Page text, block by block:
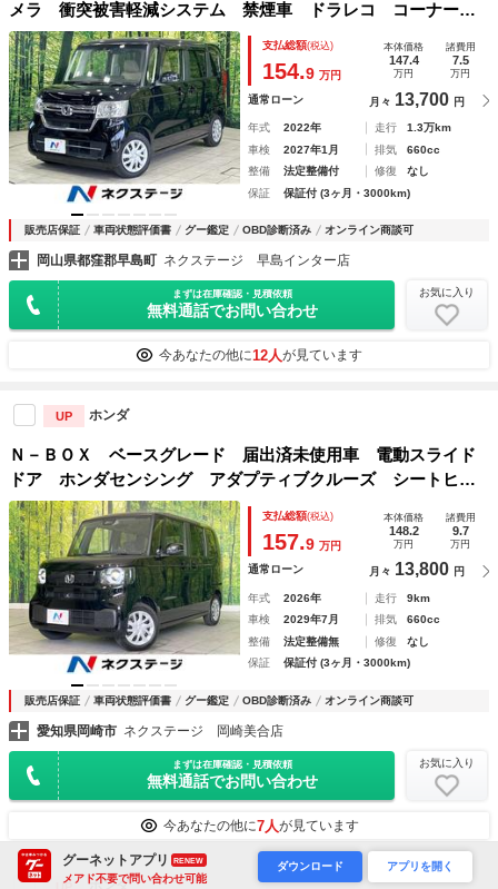
メラ 衝突被害軽減システム 禁煙車 ドラレコ コーナーセ
ンサー スマートキー ＬＥＤヘッド ビルトインＥＴＣ オ
ートハイビーム 車線逸脱警報 オートライト
支払総額(税込)
154.9 万円
本体価格
147.4
万円
諸費用
7.5
万円
通常ローン 月々 13,700 円
年式 2022年 走行
1.3万km
車検
2027年1月 排気
660cc
整備
法定整備付 修復
なし
保証
保証付 (3ヶ月・3000km)
販売店保証 車両状態評価書 グー鑑定 OBD診断済み オンライン商談可
岡山県都窪郡早島町 ネクステージ 早島インター店
まずは在庫確認・見積依頼
無料通話でお問い合わせ
お気に入り
今あなたの他に12人が見ています
UP ホンダ
Ｎ－ＢＯＸ ベースグレード 届出済未使用車 電動スライド
ドア ホンダセンシング アダプティブクルーズ シートヒー
ター（前席） オートブレーキホールド コーナーセンサー
ＬＥＤヘッドライト 車線逸脱警報 スマートキー
支払総額(税込)
157.9 万円
本体価格
148.2
万円
諸費用
9.7
万円
通常ローン 月々 13,800 円
年式 2026年 走行
9km
車検
2029年7月 排気
660cc
整備
法定整備無 修復
なし
保証
保証付 (3ヶ月・3000km)
販売店保証 車両状態評価書 グー鑑定 OBD診断済み オンライン商談可
愛知県岡崎市 ネクステージ 岡崎美合店
まずは在庫確認・見積依頼
無料通話でお問い合わせ
お気に入り
今あなたの他に7人が見ています
グーネットアプリ RENEW
メアド不要で問い合わせ可能
ダウンロード アプリを開く